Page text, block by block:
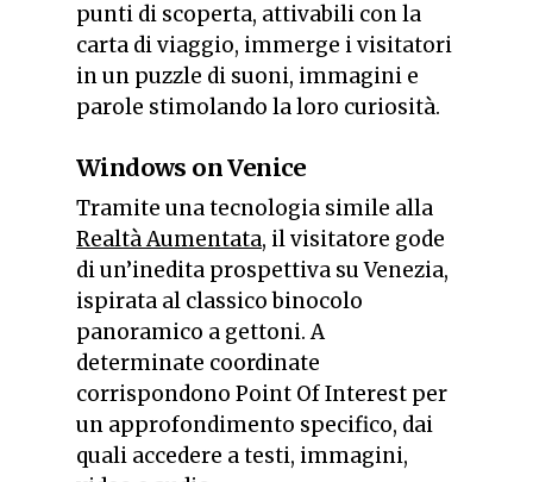
punti di scoperta, attivabili con la
carta di viaggio, immerge i visitatori
in un puzzle di suoni, immagini e
parole stimolando la loro curiosità.
Windows on Venice
Tramite una tecnologia simile alla
Realtà Aumentata, il visitatore gode
di un’inedita prospettiva su Venezia,
ispirata al classico binocolo
panoramico a gettoni. A
determinate coordinate
corrispondono Point Of Interest per
un approfondimento specifico, dai
quali accedere a testi, immagini,